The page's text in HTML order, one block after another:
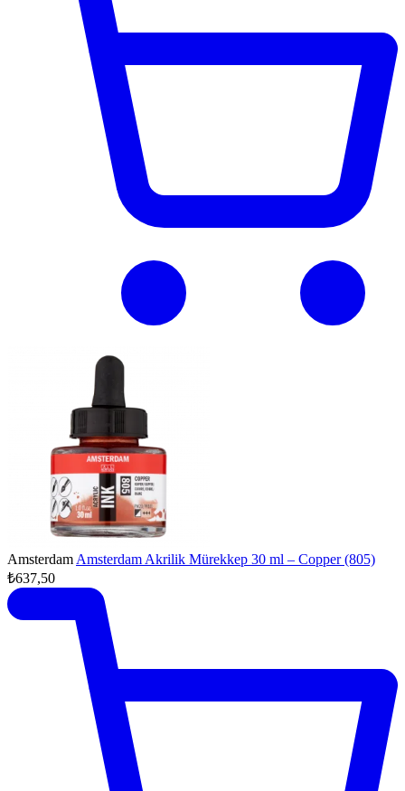
Amsterdam Amsterdam Akrilik Mürekkep 30 ml – Copper (805)
₺637,50